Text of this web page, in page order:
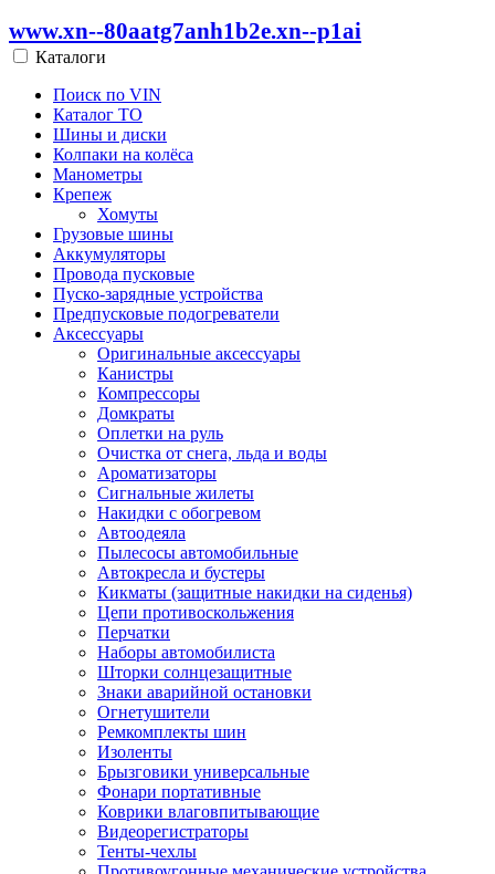
www.xn--80aatg7anh1b2e.xn--p1ai
Каталоги
Поиск по VIN
Каталог ТО
Шины и диски
Колпаки на колёса
Манометры
Крепеж
Хомуты
Грузовые шины
Аккумуляторы
Провода пусковые
Пуско-зарядные устройства
Предпусковые подогреватели
Аксессуары
Оригинальные аксессуары
Канистры
Компрессоры
Домкраты
Оплетки на руль
Очистка от снега, льда и воды
Ароматизаторы
Сигнальные жилеты
Накидки с обогревом
Автоодеяла
Пылесосы автомобильные
Автокресла и бустеры
Кикматы (защитные накидки на сиденья)
Цепи противоскольжения
Перчатки
Наборы автомобилиста
Шторки солнцезащитные
Знаки аварийной остановки
Огнетушители
Ремкомплекты шин
Изоленты
Брызговики универсальные
Фонари портативные
Коврики влаговпитывающие
Видеорегистраторы
Тенты-чехлы